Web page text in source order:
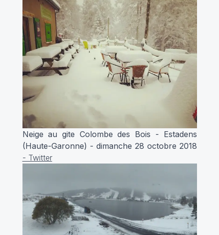
Neige au gite Colombe des Bois - Estadens
(Haute-Garonne) - dimanche 28 octobre 2018
- Twitter